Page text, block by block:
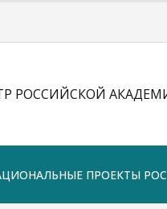
РОССИЙСКОЙ
ПРОЕКТЫ